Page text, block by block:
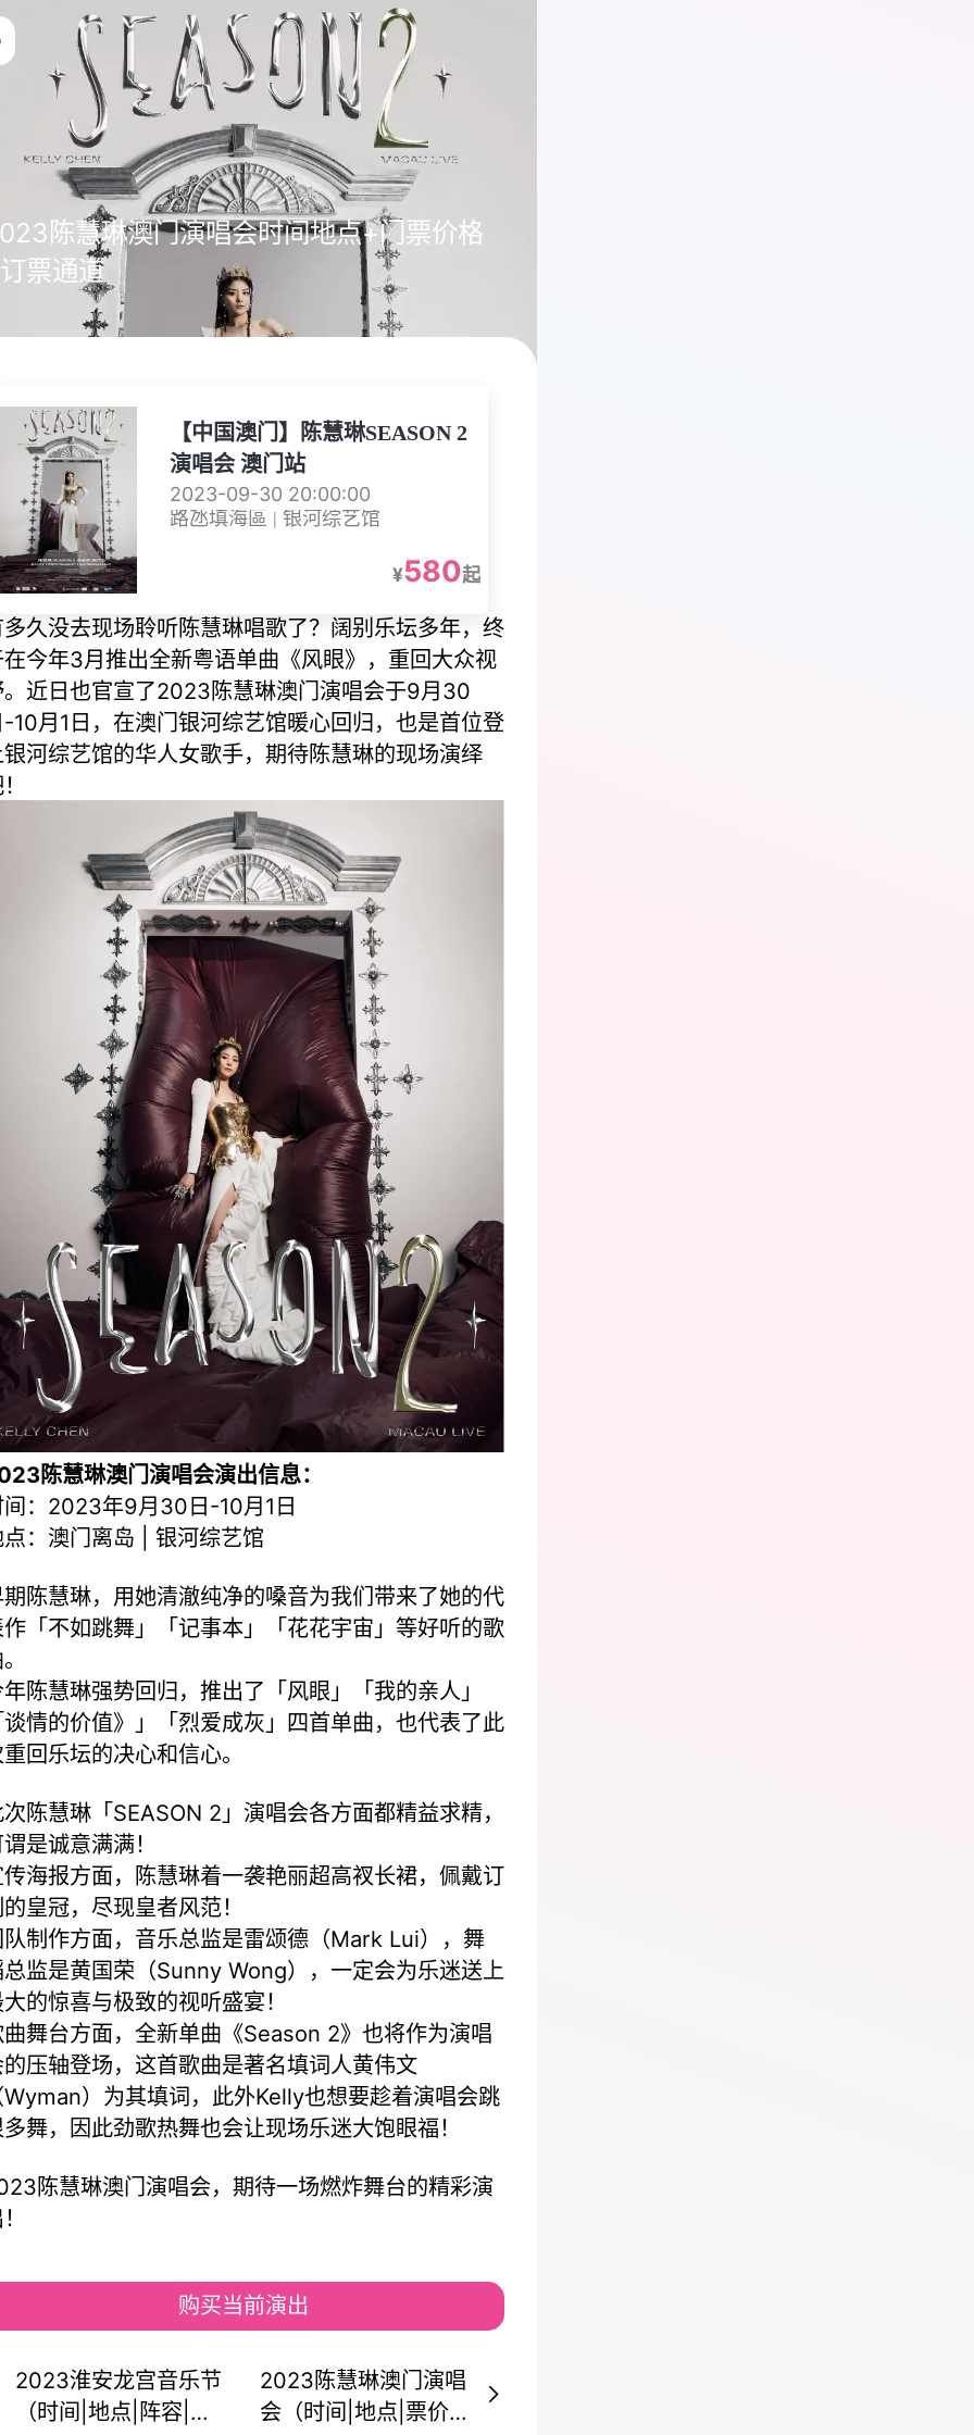
陈慧琳澳门演唱会时间地点+门票价格
票通道
【中国澳门】陈慧琳SEASON 2
演唱会 澳门站
2023-09-30 20:00:00
路氹填海區 | 银河综艺馆
¥580起
久没去现场聆听陈慧琳唱歌了？阔别乐坛多年，终
今年3月推出全新粤语单曲《风眼》，重回大众视
近日也官宣了2023陈慧琳澳门演唱会于9月30
10月1日，在澳门银河综艺馆暖心回归，也是首位登
河综艺馆的华人女歌手，期待陈慧琳的现场演绎
陈慧琳澳门演唱会演出信息：
间：2023年9月30日-10月1日
：澳门离岛 | 银河综艺馆
陈慧琳，用她清澈纯净的嗓音为我们带来了她的代
「不如跳舞」「记事本」「花花宇宙」等好听的歌
陈慧琳强势回归，推出了「风眼」「我的亲人」
情的价值》」「烈爱成灰」四首单曲，也代表了此
回乐坛的决心和信心。
陈慧琳「SEASON 2」演唱会各方面都精益求精，
是诚意满满！
海报方面，陈慧琳着一袭艳丽超高衩长裙，佩戴订
皇冠，尽现皇者风范！
制作方面，音乐总监是雷颂德（Mark Lui），舞
监是黄国荣（Sunny Wong），一定会为乐迷送上
的惊喜与极致的视听盛宴！
舞台方面，全新单曲《Season 2》也将作为演唱
压轴登场，这首歌曲是著名填词人黄伟文
）为其填词，此外Kelly也想要趁着演唱会跳
舞，因此劲歌热舞也会让现场乐迷大饱眼福！
陈慧琳澳门演唱会，期待一场燃炸舞台的精彩演
购买当前演出
2023淮安龙宫音乐节
（时间|地点|阵容|票
2023陈慧琳澳门演唱
会（时间|地点|票价|